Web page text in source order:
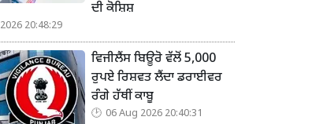
ਦੀ ਕੋਸ਼ਿਸ਼
20:48:29
ਵਿਜੀਲੈਂਸ ਬਿਊਰੋ ਵੱਲੋਂ 5,000
ਰੁਪਏ ਰਿਸ਼ਵਤ ਲੈਂਦਾ ਡਰਾਈਵਰ
ਰੰਗੇ ਹੱਥੀਂ ਕਾਬੂ
06 Aug 2026 20:40:31